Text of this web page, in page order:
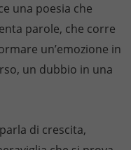
una poesia che
parole, che corre
un’emozione in
un dubbio in una
di crescita,